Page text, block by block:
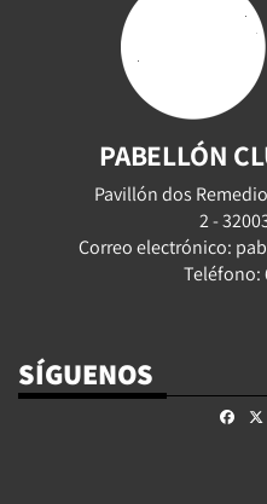
PABELLÓN
Pavillón dos
2 -
Correo electrónico:
Teléfono:
SÍGUENOS